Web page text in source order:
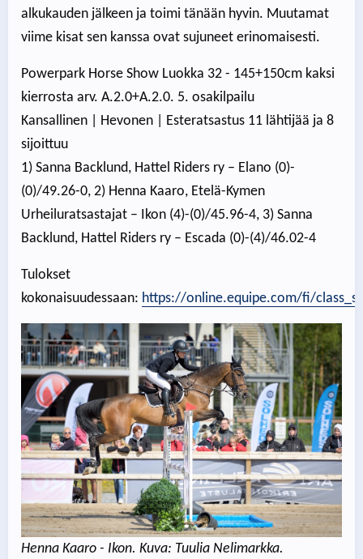
alkukauden jälkeen ja toimi tänään hyvin. Muutamat
viime kisat sen kanssa ovat sujuneet erinomaisesti.
Powerpark Horse Show Luokka 32 - 145+150cm kaksi
kierrosta arv. A.2.0+A.2.0. 5. osakilpailu
Kansallinen | Hevonen | Esteratsastus 11 lähtijää ja 8
sijoittuu
1) Sanna Backlund, Hattel Riders ry – Elano (0)-
(0)/49.26-0, 2) Henna Kaaro, Etelä-Kymen
Urheiluratsastajat – Ikon (4)-(0)/45.96-4, 3) Sanna
Backlund, Hattel Riders ry – Escada (0)-(4)/46.02-4
Tulokset
kokonaisuudessaan: https://online.equipe.com/fi/
Henna Kaaro - Ikon. Kuva: Tuulia Nelimarkka.